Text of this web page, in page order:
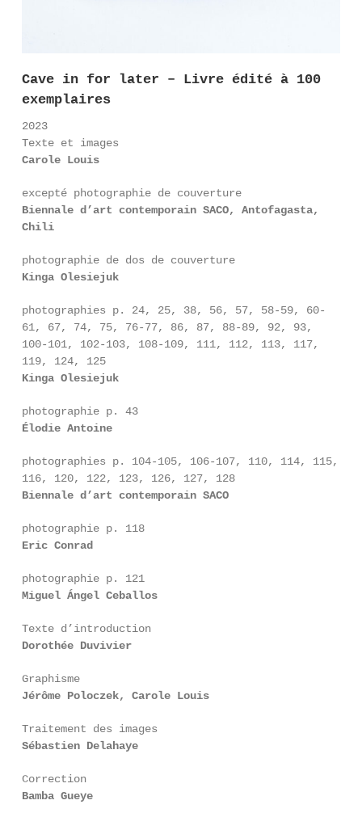
Cave in for later – Livre édité à 100
exemplaires
2023
Texte et images
Carole Louis
excepté photographie de couverture
Biennale d’art contemporain SACO, Antofagasta,
Chili
photographie de dos de couverture
Kinga Olesiejuk
photographies p. 24, 25, 38, 56, 57, 58-59, 60-
61, 67, 74, 75, 76-77, 86, 87, 88-89, 92, 93,
100-101, 102-103, 108-109, 111, 112, 113, 117,
119, 124, 125
Kinga Olesiejuk
photographie p. 43
Élodie Antoine
photographies p. 104-105, 106-107, 110, 114, 115,
116, 120, 122, 123, 126, 127, 128
Biennale d’art contemporain SACO
photographie p. 118
Eric Conrad
photographie p. 121
Miguel Ángel Ceballos
Texte d’introduction
Dorothée Duvivier
Graphisme
Jérôme Poloczek, Carole Louis
Traitement des images
Sébastien Delahaye
Correction
Bamba Gueye